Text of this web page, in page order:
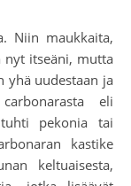
nyt itseäni, mutta
yhä uudestaan ja
eli
pekonia tai
kastike
keltuaisesta,